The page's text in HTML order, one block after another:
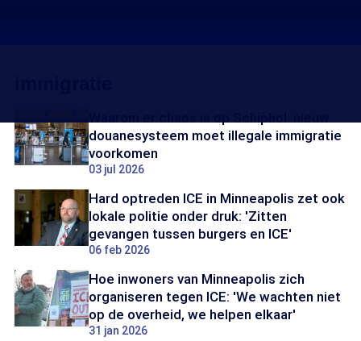
douanesysteem moet illegale immigratie
voorkomen
03 jul 2026
Hard optreden ICE in Minneapolis zet ook
lokale politie onder druk: 'Zitten
gevangen tussen burgers en ICE'
06 feb 2026
Hoe inwoners van Minneapolis zich
organiseren tegen ICE: 'We wachten niet
op de overheid, we helpen elkaar'
31 jan 2026